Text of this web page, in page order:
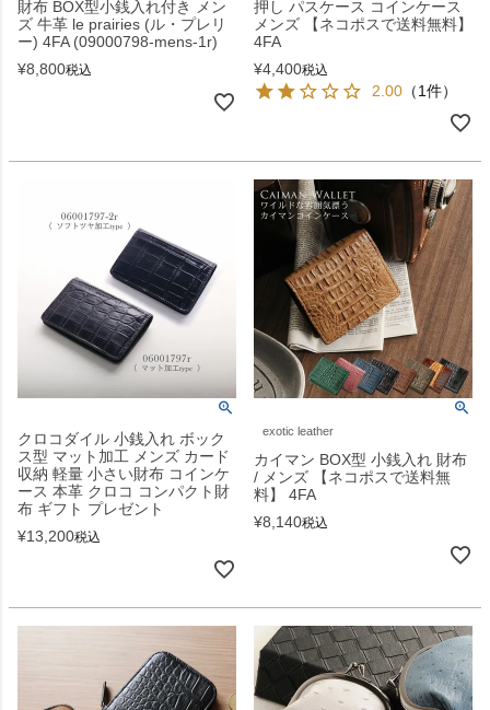
財布 BOX型小銭入れ付き メン
ズ 牛革 le prairies (ル・プレリ
ー) 4FA (09000798-mens-1r)
¥8,800税込
押し パスケース コインケース
メンズ 【ネコポスで送料無料】
4FA
¥4,400税込
2.00 （1件）
クロコダイル 小銭入れ ボック
ス型 マット加工 メンズ カード
収納 軽量 小さい財布 コインケ
ース 本革 クロコ コンパクト財
布 ギフト プレゼント
¥13,200税込
exotic leather
カイマン BOX型 小銭入れ 財布
/ メンズ 【ネコポスで送料無
料】 4FA
¥8,140税込